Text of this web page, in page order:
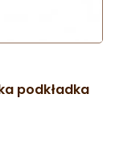
podkładka